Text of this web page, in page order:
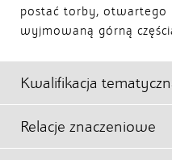
postać torby, otwartego
wyjmowaną górną
Kwalifikacja
Relacje znaczeniowe